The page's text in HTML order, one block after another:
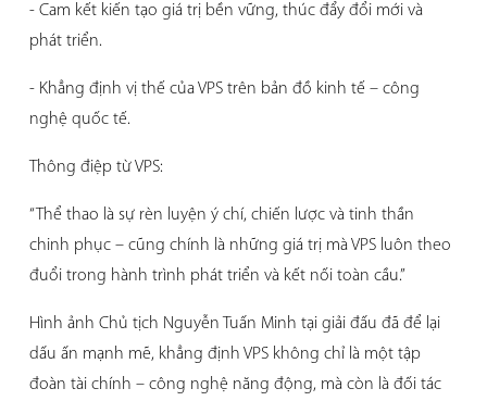
- Cam kết kiến tạo giá trị bền vững, thúc đẩy đổi mới và
phát triển.
- Khẳng định vị thế của VPS trên bản đồ kinh tế – công
nghệ quốc tế.
Thông điệp từ VPS:
“Thể thao là sự rèn luyện ý chí, chiến lược và tinh thần
chinh phục – cũng chính là những giá trị mà VPS luôn theo
đuổi trong hành trình phát triển và kết nối toàn cầu.”
Hình ảnh Chủ tịch Nguyễn Tuấn Minh tại giải đấu đã để lại
dấu ấn mạnh mẽ, khẳng định VPS không chỉ là một tập
đoàn tài chính – công nghệ năng động, mà còn là đối tác